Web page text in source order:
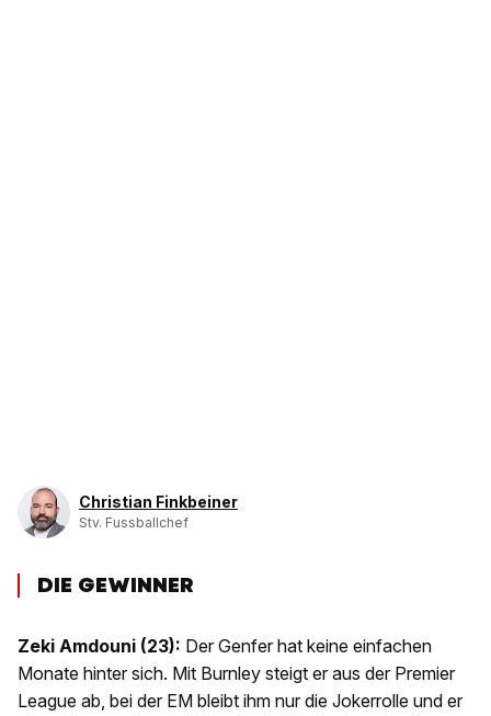
Christian Finkbeiner
Stv. Fussballchef
DIE GEWINNER
Zeki Amdouni (23): Der Genfer hat keine einfachen
Monate hinter sich. Mit Burnley steigt er aus der Premier
League ab, bei der EM bleibt ihm nur die Jokerrolle und er